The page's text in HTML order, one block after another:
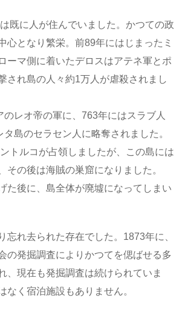
既に人が住んでいました。かつての政
心となり繁栄。前89年にはじまったミ
ーマ側に着いたデロスはアテネ軍とポ
され島の人々約1万人が虐殺されまし
レオ帝の軍に、763年にはスラブ人
島のセラセン人に略奪されました。
トルコが占領しましたが、この島には
その後は海賊の巣窟になりました。
た後に、島全体が廃墟になってしまい
忘れ去られた存在でした。1873年に、
の発掘調査によりかつてを偲ばせる多
、現在も発掘調査は続けられていま
なく宿泊施設もありません。